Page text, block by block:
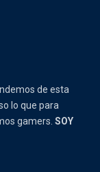
de esta
lo que para
gamers. SOY